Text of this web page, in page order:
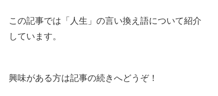
この記事では「人生」の言い換え語について紹介
しています。
興味がある方は記事の続きへどうぞ！